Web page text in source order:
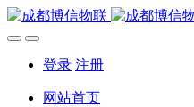
登录 注册
网站首页